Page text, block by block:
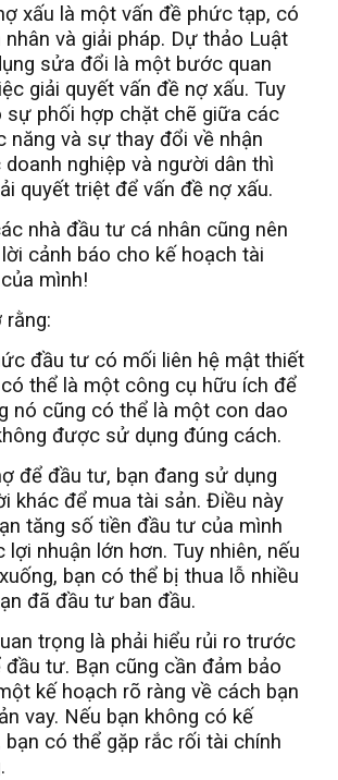
xấu là một vấn đề phức tạp, có
nhân và giải pháp. Dự thảo Luật
sửa đổi là một bước quan
giải quyết vấn đề nợ xấu. Tuy
sự phối hợp chặt chẽ giữa các
năng và sự thay đổi về nhận
nghiệp và người dân thì
quyết triệt để vấn đề nợ xấu.
nhà đầu tư cá nhân cũng nên
cảnh báo cho kế hoạch tài
mình!
rằng:
đầu tư có mối liên hệ mật thiết
thể là một công cụ hữu ích để
nó cũng có thể là một con dao
được sử dụng đúng cách.
để đầu tư, bạn đang sử dụng
khác để mua tài sản. Điều này
tăng số tiền đầu tư của mình
nhuận lớn hơn. Tuy nhiên, nếu
bạn có thể bị thua lỗ nhiều
đã đầu tư ban đầu.
trọng là phải hiểu rủi ro trước
đầu tư. Bạn cũng cần đảm bảo
kế hoạch rõ ràng về cách bạn
vay. Nếu bạn không có kế
bạn có thể gặp rắc rối tài chính